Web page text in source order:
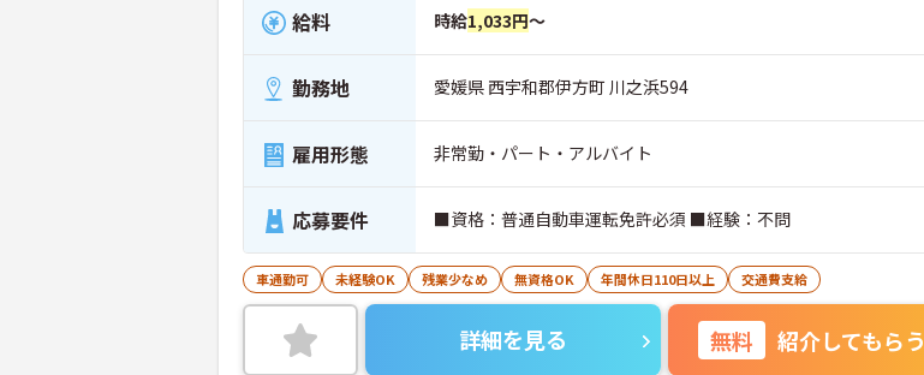
給料 時給1,033円～
勤務地 愛媛県 西宇和郡伊方町 川之浜594
雇用形態 非常勤・パート・アルバイト
応募要件 ■資格：普通自動車運転免許必須 ■経験：不問
車通勤可 未経験OK 残業少なめ 無資格OK 年間休日110日以上 交通費支給
詳細を見る 無料 紹介してもらう